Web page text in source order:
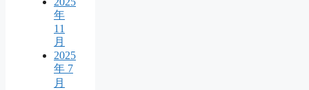
年
11
月
2025
年 7
月